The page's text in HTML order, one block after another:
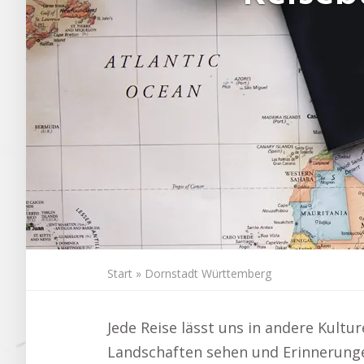
Start » Dornstadt Württemberg
Jede Reise lässt uns in andere
Landschaften sehen und